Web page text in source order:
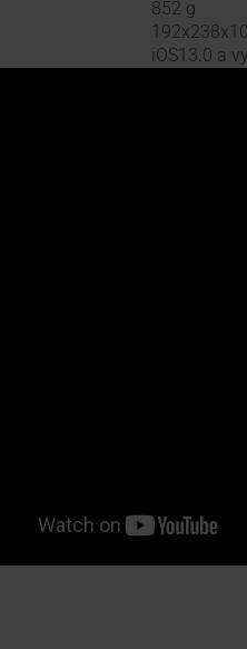
852 g
iOS13.0 a